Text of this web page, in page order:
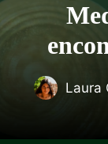
Laura